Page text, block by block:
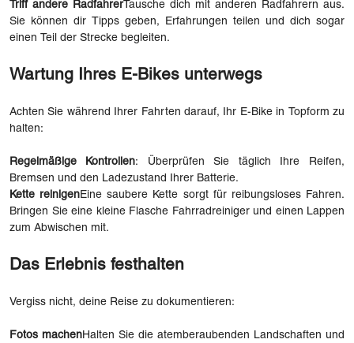
Triff andere RadfahrerTausche dich mit anderen Radfahrern aus.
Sie können dir Tipps geben, Erfahrungen teilen und dich sogar
einen Teil der Strecke begleiten.
Wartung Ihres E-Bikes unterwegs
Achten Sie während Ihrer Fahrten darauf, Ihr E-Bike in Topform zu
halten:
Regelmäßige Kontrollen: Überprüfen Sie täglich Ihre Reifen,
Bremsen und den Ladezustand Ihrer Batterie.
Kette reinigenEine saubere Kette sorgt für reibungsloses Fahren.
Bringen Sie eine kleine Flasche Fahrradreiniger und einen Lappen
zum Abwischen mit.
Das Erlebnis festhalten
Vergiss nicht, deine Reise zu dokumentieren:
Fotos machenHalten Sie die atemberaubenden Landschaften und